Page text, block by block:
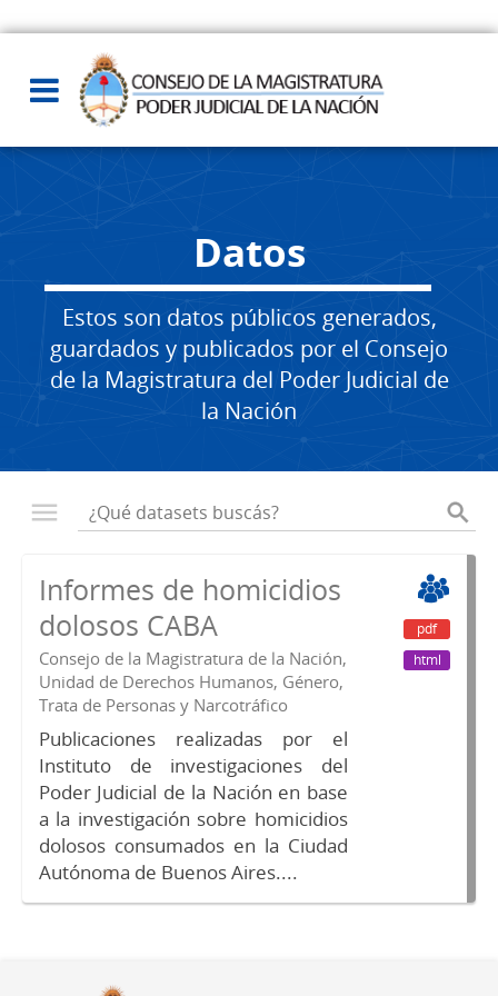
Datos
Estos son datos públicos generados,
guardados y publicados por el Consejo
de la Magistratura del Poder Judicial de
la Nación
Informes de homicidios
dolosos CABA
Consejo de la Magistratura de la Nación,
Unidad de Derechos Humanos, Género,
Trata de Personas y Narcotráfico
Publicaciones realizadas por el
Instituto de investigaciones del
Poder Judicial de la Nación en base
a la investigación sobre homicidios
dolosos consumados en la Ciudad
Autónoma de Buenos Aires....
pdf
html